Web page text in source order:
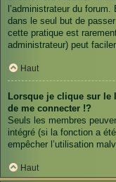
l’administrateur du
dans le seul but de
cette pratique est
administrateur) peut
Haut
Lorsque je clique sur le
de me connecter !?
Seuls les membres
intégré (si la fonction a
empêcher l’utilisation
Haut